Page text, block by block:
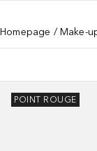
Homepage Make-
POINT ROUGE